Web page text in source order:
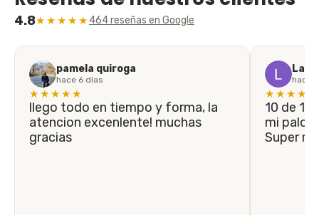
4.8★★★★★ 464 reseñas en Google
pamela quiroga
hace 6 días
★★★★★
llego todo en tiempo y forma, la
atencion excenlente! muchas
gracias
hace
★★★★★
10 de 10! En menos de 5 días llegó
mi palo
Super